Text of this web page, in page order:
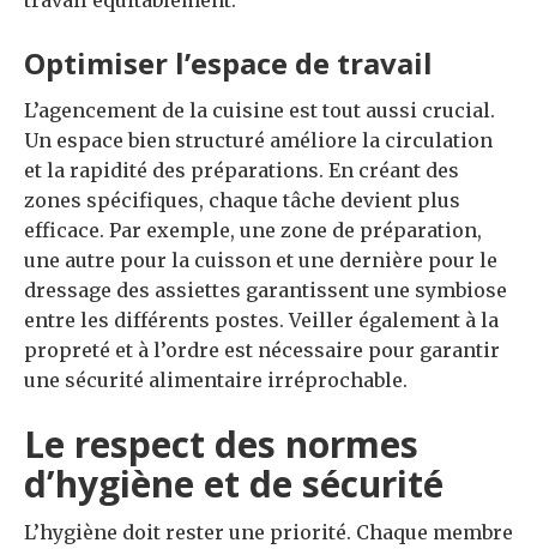
Optimiser l’espace de travail
L’agencement de la cuisine est tout aussi crucial.
Un espace bien structuré améliore la circulation
et la rapidité des préparations. En créant des
zones spécifiques, chaque tâche devient plus
efficace. Par exemple, une zone de préparation,
une autre pour la cuisson et une dernière pour le
dressage des assiettes garantissent une symbiose
entre les différents postes. Veiller également à la
propreté et à l’ordre est nécessaire pour garantir
une sécurité alimentaire irréprochable.
Le respect des normes
d’hygiène et de sécurité
L’hygiène doit rester une priorité. Chaque membre